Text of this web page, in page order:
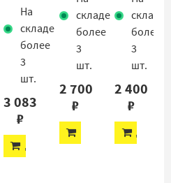
На
складе
более
3
шт.
3 083
₽
ДОБАВИТЬ
складе
более
3
шт.
2 700
₽
ДОБАВИТЬ
складе
более
3
шт.
2 400
₽